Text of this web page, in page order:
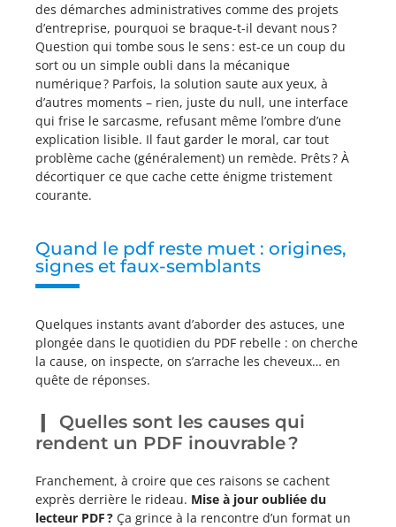
des démarches administratives comme des projets
d’entreprise, pourquoi se braque-t-il devant nous ?
Question qui tombe sous le sens : est-ce un coup du
sort ou un simple oubli dans la mécanique
numérique ? Parfois, la solution saute aux yeux, à
d’autres moments – rien, juste du null, une interface
qui frise le sarcasme, refusant même l’ombre d’une
explication lisible. Il faut garder le moral, car tout
problème cache (généralement) un remède. Prêts ? À
décortiquer ce que cache cette énigme tristement
courante.
Quand le pdf reste muet : origines,
signes et faux-semblants
Quelques instants avant d’aborder des astuces, une
plongée dans le quotidien du PDF rebelle : on cherche
la cause, on inspecte, on s’arrache les cheveux… en
quête de réponses.
Quelles sont les causes qui
rendent un PDF inouvrable ?
Franchement, à croire que ces raisons se cachent
exprès derrière le rideau. Mise à jour oubliée du
lecteur PDF ? Ça grince à la rencontre d’un format un